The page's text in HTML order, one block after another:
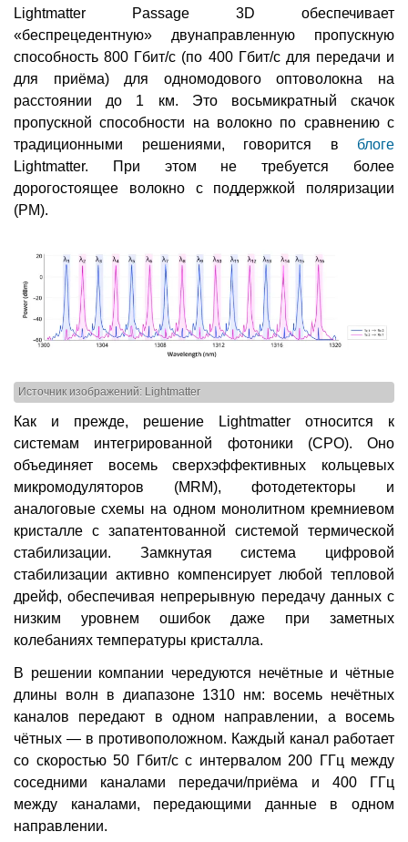
Lightmatter Passage 3D обеспечивает
«беспрецедентную» двунаправленную пропускную
способность 800 Гбит/с (по 400 Гбит/с для передачи и
для приёма) для одномодового оптоволокна на
расстоянии до 1 км. Это восьмикратный скачок
пропускной способности на волокно по сравнению с
традиционными решениями, говорится в блоге
Lightmatter. При этом не требуется более
дорогостоящее волокно с поддержкой поляризации
(PM).
Источник изображений: Lightmatter
Как и прежде, решение Lightmatter относится к
системам интегрированной фотоники (CPO). Оно
объединяет восемь сверхэффективных кольцевых
микромодуляторов (MRM), фотодетекторы и
аналоговые схемы на одном монолитном кремниевом
кристалле с запатентованной системой термической
стабилизации. Замкнутая система цифровой
стабилизации активно компенсирует любой тепловой
дрейф, обеспечивая непрерывную передачу данных с
низким уровнем ошибок даже при заметных
колебаниях температуры кристалла.
В решении компании чередуются нечётные и чётные
длины волн в диапазоне 1310 нм: восемь нечётных
каналов передают в одном направлении, а восемь
чётных — в противоположном. Каждый канал работает
со скоростью 50 Гбит/с с интервалом 200 ГГц между
соседними каналами передачи/приёма и 400 ГГц
между каналами, передающими данные в одном
направлении.